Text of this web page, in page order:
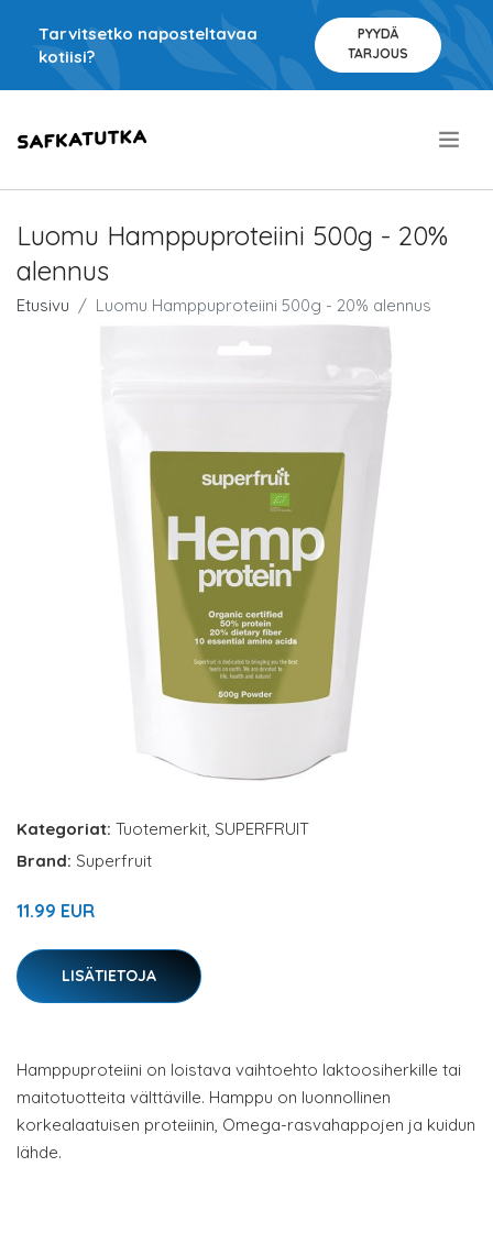
Tarvitsetko naposteltavaa
kotiisi?
PYYDÄ
TARJOUS
Luomu Hamppuproteiini 500g - 20%
alennus
Etusivu Luomu Hamppuproteiini 500g - 20% alennus
Kategoriat: Tuotemerkit, SUPERFRUIT
Brand: Superfruit
11.99 EUR
LISÄTIETOJA
Hamppuproteiini on loistava vaihtoehto laktoosiherkille tai
maitotuotteita välttäville. Hamppu on luonnollinen
korkealaatuisen proteiinin, Omega-rasvahappojen ja kuidun
lähde.